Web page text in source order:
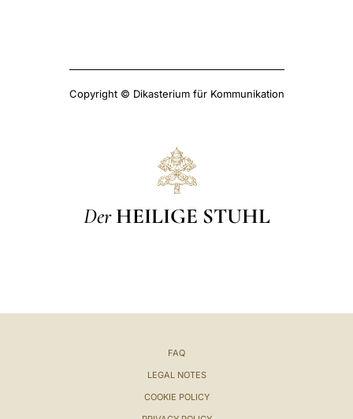
Copyright © Dikasterium für Kommunikation
Der HEILIGE STUHL
FAQ
LEGAL NOTES
COOKIE POLICY